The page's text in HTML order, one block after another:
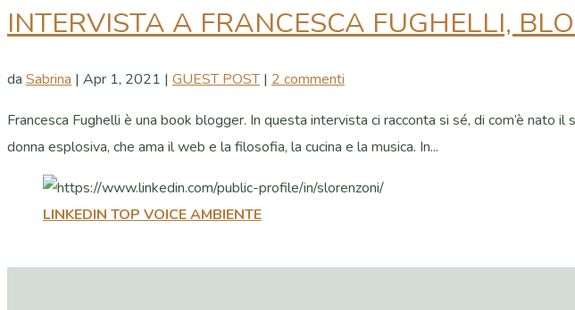
INTERVISTA A FRANCESCA FUGHELLI,
da Sabrina | Apr 1, 2021 | GUEST POST| 2 commenti
Francesca Fughelli è una book blogger. In questa intervista ci racconta si sé, di com’è nato
donna esplosiva, che ama il web e la filosofia, la cucina e la musica. In...
LINKEDIN TOP VOICE AMBIENTE